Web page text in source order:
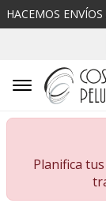
HACEMOS
Planifica